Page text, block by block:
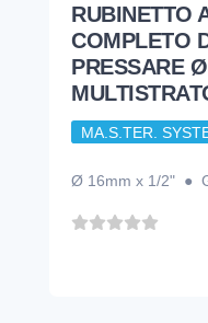
RUBINETTO
COMPLETO
PRESSARE
MA.S.TER.
Ø 16mm x 1/2" ●